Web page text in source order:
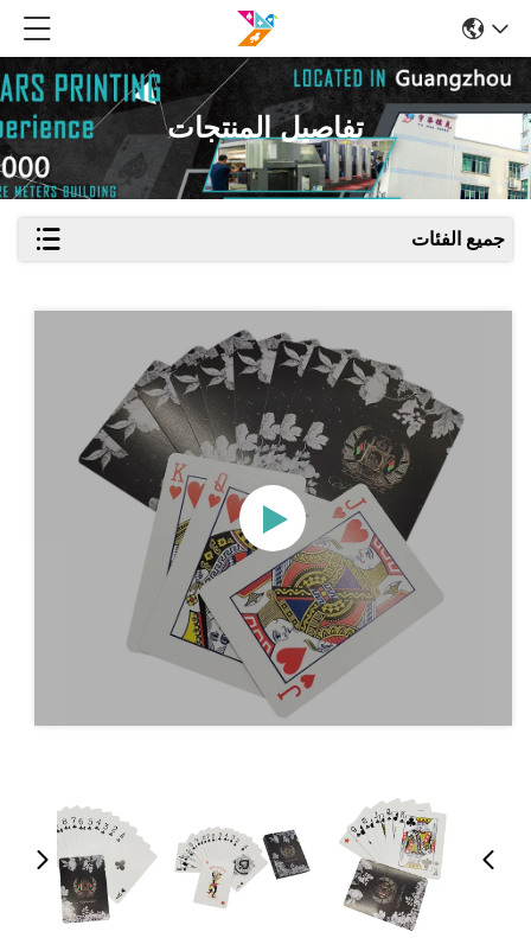
تفاصيل المنتجات
جميع الفئات